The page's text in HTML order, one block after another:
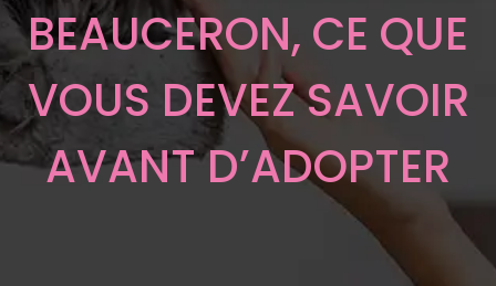
BEAUCERON, CE QUE
VOUS DEVEZ SAVOIR
AVANT D’ADOPTER